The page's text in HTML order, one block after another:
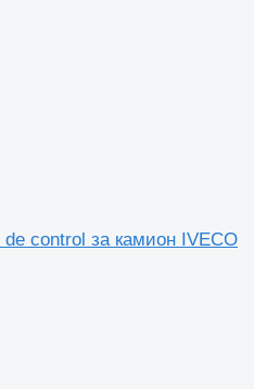
control за камион IVECO